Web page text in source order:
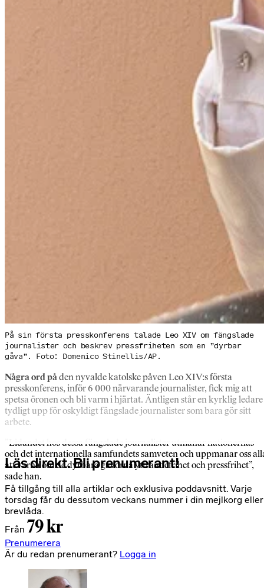
På sin första presskonferens talade Leo XIV om fängslade
journalister och beskrev pressfriheten som en ”dyrbar
gåva”. Foto: Domenico Stinellis/AP.
Några ord påden nyvalde katolske påven Leo XIV:s första
presskonferens, inför 6 000 närvarande journalister, fick mig att
spetsa öronen och bli varm i hjärtat. Äntligen står en kyrklig ledare
tydligt upp för oskyldigt fängslade journalister som bara gör sitt
arbete.
”Lidandet hos dessa fängslade journalister utmanar nationernas
och det internationella samfundets samveten och uppmanar oss
att värna om de dyrbara gåvorna yttrandefrihet och pressfrihet”,
sade han.
Läs direkt. Bli prenumerant!
Få tillgång till alla artiklar och exklusiva poddavsnitt. Varje
torsdag får du dessutom veckans nummer i din mejlkorg eller
brevlåda.
Från 79 kr
Prenumerera
Är du redan prenumerant? Logga in